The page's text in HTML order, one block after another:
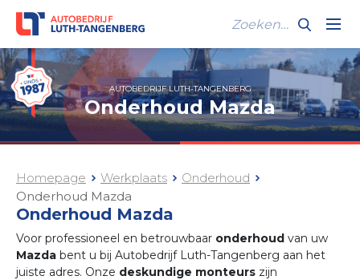
AUTOBEDRIJF LUTH-TANGENBERG
Onderhoud Mazda
Homepage Werkplaats
Onderhoud
Onderhoud Mazda
Onderhoud Mazda
Voor professioneel en betrouwbaar onderhoud van uw
Mazda bent u bij Autobedrijf Luth-Tangenberg aan het
juiste adres. Onze deskundige monteurs zijn